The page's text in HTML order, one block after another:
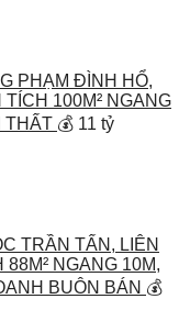
PHẠM ĐÌNH HỔ,
100M² NGANG
THẤT 💰 11 tỷ
TRẦN TẤN, LIÊN
NGANG 10M,
BUÔN BÁN 💰